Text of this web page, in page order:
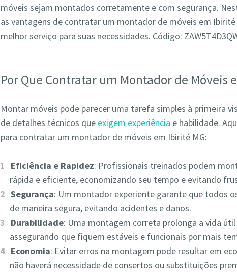
móveis sejam montados corretamente e com segurança.
as vantagens de contratar um montador de móveis em Ibirité
melhor serviço para suas necessidades. Código:
Por Que Contratar um Montador de Móveis
Montar móveis pode parecer uma tarefa simples à primeira
de detalhes técnicos que exigem experiência e habilidade.
para contratar um montador de móveis em Ibirité MG:
Eficiência e Rapidez: Profissionais treinados podem
rápida e eficiente, economizando seu tempo e evitando
Segurança: Um montador experiente garante que todos
de maneira segura, evitando acidentes e danos.
Durabilidade: Uma montagem correta prolonga a vida
assegurando que fiquem estáveis e funcionais por mais
Economia: Evitar erros na montagem pode resultar em
não haverá necessidade de consertos ou substituições